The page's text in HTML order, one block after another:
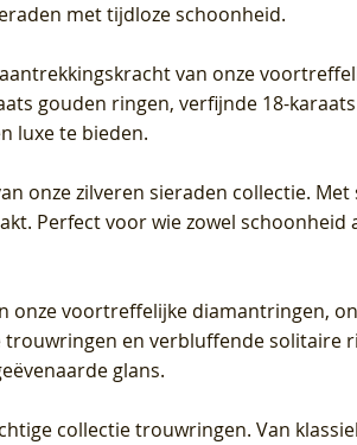
met tijdloze schoonheid.
van onze
gouden ringen, verfijnde 18-
luxe te bieden.
onze zilveren sieraden collectie.
Perfect voor wie zowel
onze voortreffelijke diamantringen,
en verbluffende solitaire
glans.
collectie trouwringen. Van